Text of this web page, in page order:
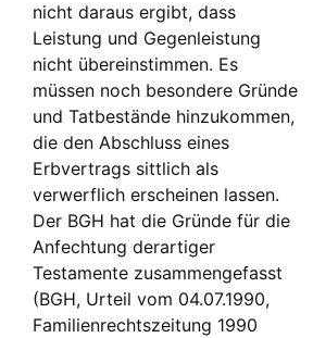
nicht daraus ergibt, dass
Leistung und Gegenleistung
nicht übereinstimmen. Es
müssen noch besondere Gründe
und Tatbestände hinzukommen,
die den Abschluss eines
Erbvertrags sittlich als
verwerflich erscheinen lassen.
Der BGH hat die Gründe für die
Anfechtung derartiger
Testamente zusammengefasst
(BGH, Urteil vom 04.07.1990,
Familienrechtszeitung 1990